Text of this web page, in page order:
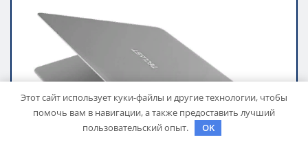
Этот сайт использует куки-файлы и другие технологии, чтобы
помочь вам в навигации, а также предоставить лучший
пользовательский опыт.
OK